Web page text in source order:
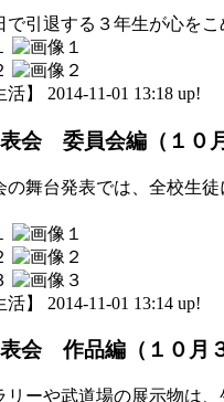
引退する３年生が心をこ
活】 2014-11-01 13:18 up!
会 委員会編（１０月
舞台発表では、全校生徒
活】 2014-11-01 13:14 up!
会 作品編（１０月３
ーや武道場の展示物は、